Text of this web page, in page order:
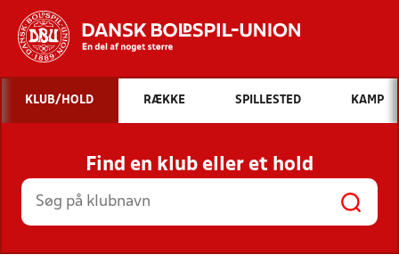
Hvad vil du søge efter?
INDHOLD OG NYHEDER
STILLINGER, RESULTATER, KLUBBER OG
HOLD
KLUB/HOLD RÆKKE SPILLESTED KAMP
Find en klub eller et hold